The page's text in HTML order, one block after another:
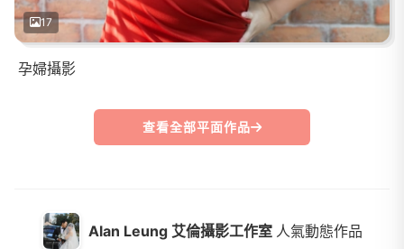
17
孕婦攝影
查看全部平面作品
Alan Leung 艾倫攝影工作室 人氣動態作品